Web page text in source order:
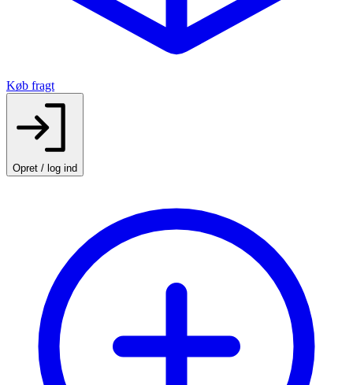
Køb fragt
Opret / log ind